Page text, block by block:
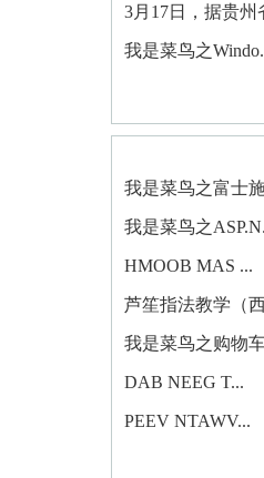
3月17日，据贵州
我是菜鸟之
我是菜鸟之富士
我是菜鸟之
HMOOB MAS ...
芦笙指法教学（
我是菜鸟之购物
DAB NEEG T...
PEEV NTAWV...